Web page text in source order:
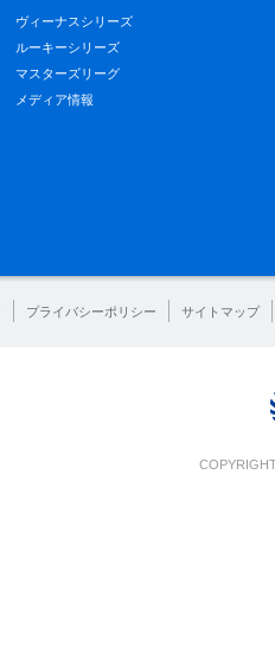
ヴィーナスシリーズ
ルーキーシリーズ
マスターズリーグ
メディア情報
プライバシーポリシー サイトマップ